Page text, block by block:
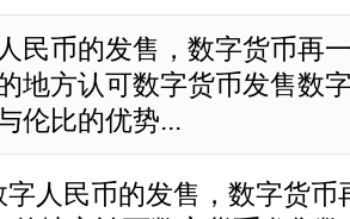
民币的发售，数字货币再
地方认可数字货币发售数
伦比的优势...
民币的发售，数字货币